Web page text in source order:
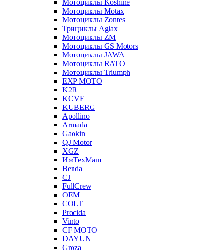
Мотоциклы Koshine
Мотоциклы Motax
Мотоциклы Zontes
Трициклы Agiax
Мотоциклы ZM
Мотоциклы GS Motors
Мотоциклы JAWA
Мотоциклы RATO
Мотоциклы Triumph
EXP MOTO
K2R
KOVE
KUBERG
Apollino
Armada
Gaokin
QJ Motor
XGZ
ИжТехМаш
Benda
CJ
FullCrew
OEM
COLT
Procida
Vinto
CF MOTO
DAYUN
Groza